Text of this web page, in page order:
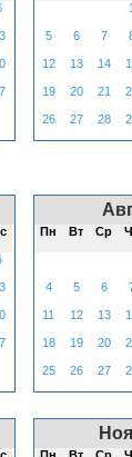
1
5 6 7
12 13 14
19 20 21
26 27 28
Пн Вт Ср
4 5 6
11 12 13
18 19 20
25 26 27